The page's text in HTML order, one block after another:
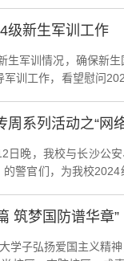
音乐与技术创作实验中
级新生军训工作
生军训情况，确保新
训工作，看望慰问
况，并勉励同学们珍
系列活动之“网
日晚，我校与长沙公
警官们，为我校
理以及作案手段的复
筑梦国防谱华
学子弘扬爱国主义精